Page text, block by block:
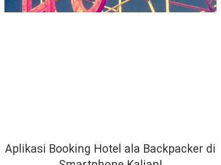
Aplikasi Booking Hotel ala Backpacker di